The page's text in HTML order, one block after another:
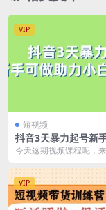
VIP
短视频
抖音3天暴力起号新
力小白月入过万
今天这期视频课程呢，
快速暴力起号，新手...
VIP